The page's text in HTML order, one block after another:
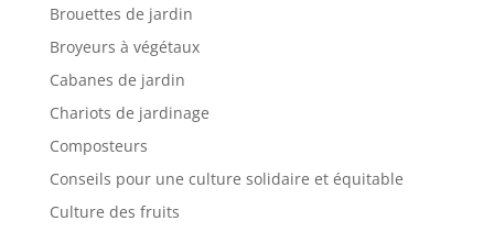
Brouettes de jardin
Broyeurs à végétaux
Cabanes de jardin
Chariots de jardinage
Composteurs
Conseils pour une culture solidaire et équitable
Culture des fruits